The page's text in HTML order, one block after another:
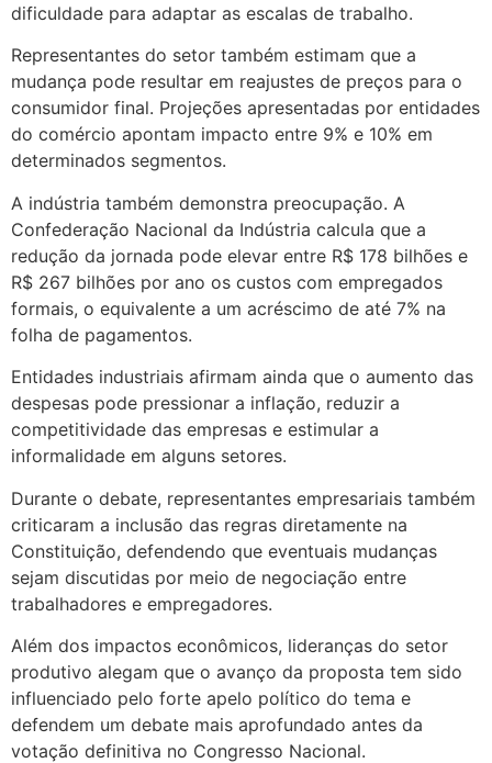
dificuldade para adaptar as escalas de trabalho.
Representantes do setor também estimam que a
mudança pode resultar em reajustes de preços para o
consumidor final. Projeções apresentadas por entidades
do comércio apontam impacto entre 9% e 10% em
determinados segmentos.
A indústria também demonstra preocupação. A
Confederação Nacional da Indústria calcula que a
redução da jornada pode elevar entre R$ 178 bilhões e
R$ 267 bilhões por ano os custos com empregados
formais, o equivalente a um acréscimo de até 7% na
folha de pagamentos.
Entidades industriais afirmam ainda que o aumento das
despesas pode pressionar a inflação, reduzir a
competitividade das empresas e estimular a
informalidade em alguns setores.
Durante o debate, representantes empresariais também
criticaram a inclusão das regras diretamente na
Constituição, defendendo que eventuais mudanças
sejam discutidas por meio de negociação entre
trabalhadores e empregadores.
Além dos impactos econômicos, lideranças do setor
produtivo alegam que o avanço da proposta tem sido
influenciado pelo forte apelo político do tema e
defendem um debate mais aprofundado antes da
votação definitiva no Congresso Nacional.